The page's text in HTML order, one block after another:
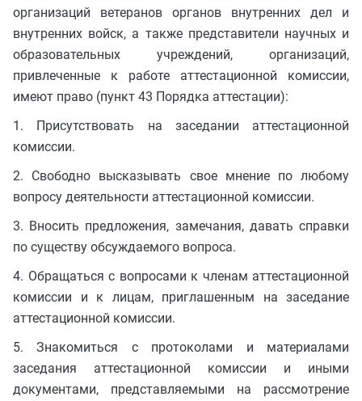
организаций ветеранов органов внутренних дел и
внутренних войск, а также представители научных и
образовательных учреждений, организаций,
привлеченные к работе аттестационной комиссии,
имеют право (пункт 43 Порядка аттестации):
1. Присутствовать на заседании аттестационной
комиссии.
2. Свободно высказывать свое мнение по любому
вопросу деятельности аттестационной комиссии.
3. Вносить предложения, замечания, давать справки
по существу обсуждаемого вопроса.
4. Обращаться с вопросами к членам аттестационной
комиссии и к лицам, приглашенным на заседание
аттестационной комиссии.
5. Знакомиться с протоколами и материалами
заседания аттестационной комиссии и иными
документами, представляемыми на рассмотрение